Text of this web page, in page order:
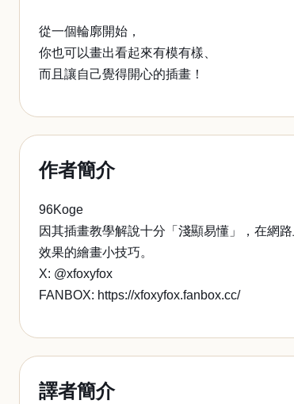
從一個輪廓開始，
你也可以畫出看起來有模有樣、
而且讓自己覺得開心的插畫！
作者簡介
96Koge
因其插畫教學解說十分「淺顯易懂」，在網
效果的繪畫小技巧。
X: @xfoxyfox
FANBOX: https://xfoxyfox.fanbox.cc/
譯者簡介